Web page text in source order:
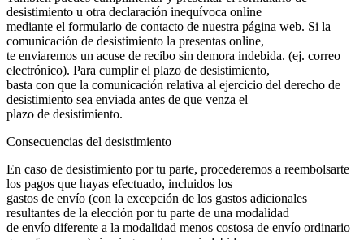
desistimiento u otra declaración inequívoca online
mediante el formulario de contacto de nuestra página web. Si la
comunicación de desistimiento la presentas online,
te enviaremos un acuse de recibo sin demora indebida. (ej. correo
electrónico). Para cumplir el plazo de desistimiento,
basta con que la comunicación relativa al ejercicio del derecho de
desistimiento sea enviada antes de que venza el
plazo de desistimiento.
Consecuencias del desistimiento
En caso de desistimiento por tu parte, procederemos a reembolsarte
los pagos que hayas efectuado, incluidos los
gastos de envío (con la excepción de los gastos adicionales
resultantes de la elección por tu parte de una modalidad
de envío diferente a la modalidad menos costosa de envío ordinario